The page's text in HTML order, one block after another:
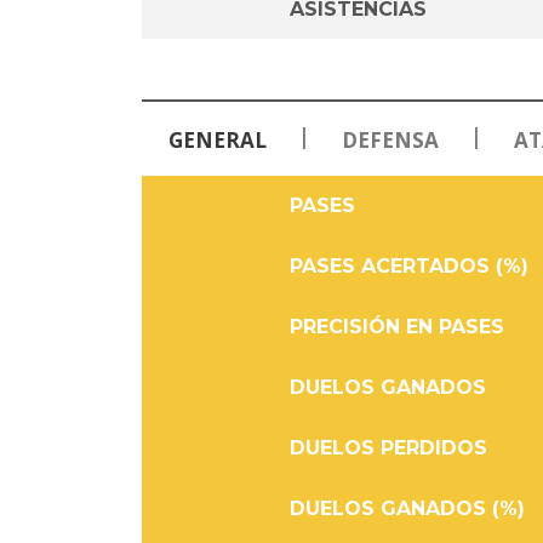
ASISTENCIAS
GENERAL | DEFENSA |
PASES
PASES ACERTADOS (%)
PRECISIÓN EN PASES
DUELOS GANADOS
DUELOS PERDIDOS
DUELOS GANADOS (%)